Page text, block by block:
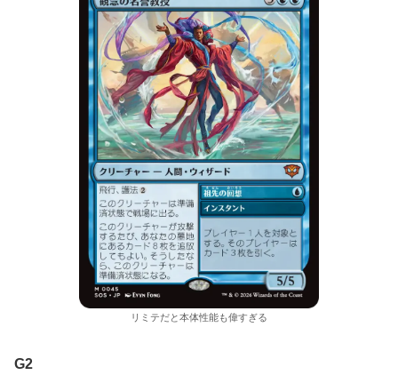
リミテだと本体性能も偉すぎる
G2